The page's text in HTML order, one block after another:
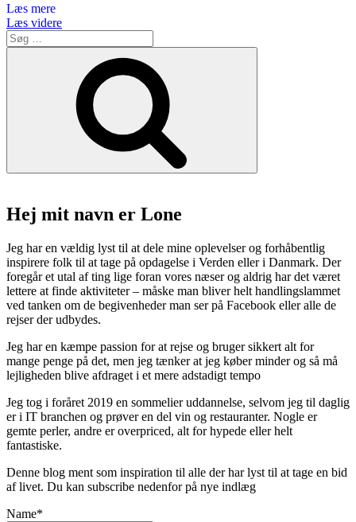
Læs mere
Læs videre“Svalbard
et
magisk
vinteroplevelse
Nordpolen”
Søg
efter:
Hej mit navn er Lone
Jeg har en vældig lyst til at dele mine oplevelser og forhåbentlig
inspirere folk til at tage på opdagelse i Verden eller i Danmark. Der
foregår et utal af ting lige foran vores næser og aldrig har det været
lettere at finde aktiviteter – måske man bliver helt handlingslammet
ved tanken om de begivenheder man ser på Facebook eller alle de
rejser der udbydes.
Jeg har en kæmpe passion for at rejse og bruger sikkert alt for
mange penge på det, men jeg tænker at jeg køber minder og så må
lejligheden blive afdraget i et mere adstadigt tempo
Jeg tog i foråret 2019 en sommelier uddannelse, selvom jeg til daglig
er i IT branchen og prøver en del vin og restauranter. Nogle er
gemte perler, andre er overpriced, alt for hypede eller helt
fantastiske.
Denne blog ment som inspiration til alle der har lyst til at tage en bid
af livet. Du kan subscribe nedenfor på nye indlæg
Name*